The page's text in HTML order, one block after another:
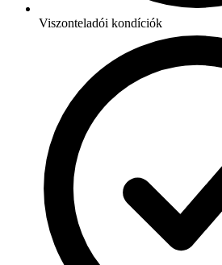
Viszonteladói kondíciók